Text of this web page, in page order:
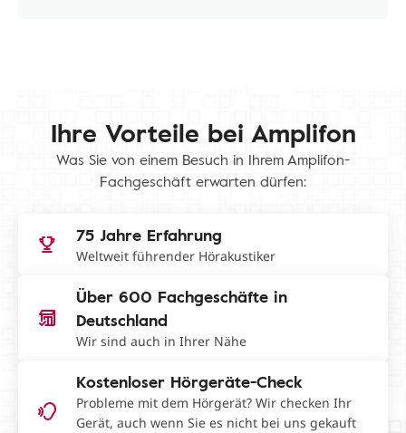
Ihre Vorteile bei Amplifon
Was Sie von einem Besuch in Ihrem Amplifon-
Fachgeschäft erwarten dürfen:
75 Jahre Erfahrung
Weltweit führender Hörakustiker
Über 600 Fachgeschäfte in
Deutschland
Wir sind auch in Ihrer Nähe
Kostenloser Hörgeräte-Check
Probleme mit dem Hörgerät? Wir checken Ihr
Gerät, auch wenn Sie es nicht bei uns gekauft